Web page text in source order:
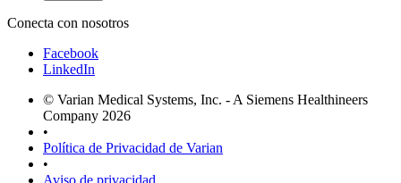
Conecta con nosotros
Facebook
LinkedIn
© Varian Medical Systems, Inc. - A Siemens Healthineers
Company 2026
•
Política de Privacidad de Varian
•
Aviso de privacidad